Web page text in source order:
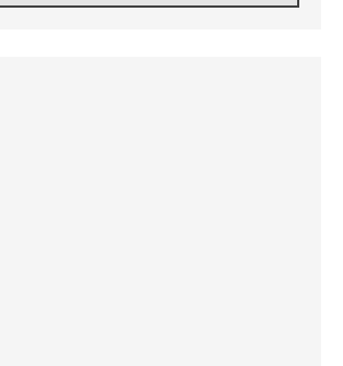
الفاتيكان يعلن برنامج الزيارة الرسولية للبابا لاوُن